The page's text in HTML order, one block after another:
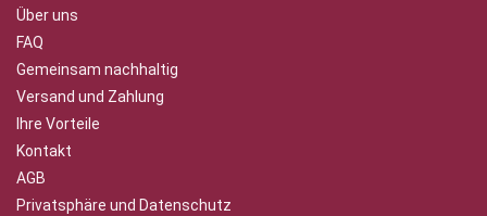
Über uns
FAQ
Gemeinsam nachhaltig
Versand und Zahlung
Ihre Vorteile
Kontakt
AGB
Privatsphäre und Datenschutz